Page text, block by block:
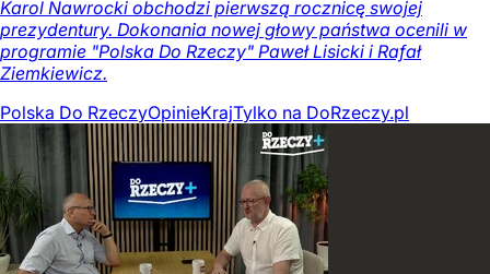
Karol Nawrocki obchodzi pierwszą rocznicę swojej
prezydentury. Dokonania nowej głowy państwa ocenili w
programie "Polska Do Rzeczy" Paweł Lisicki i Rafał
Ziemkiewicz.
Polska Do RzeczyOpinieKrajTylko na DoRzeczy.pl